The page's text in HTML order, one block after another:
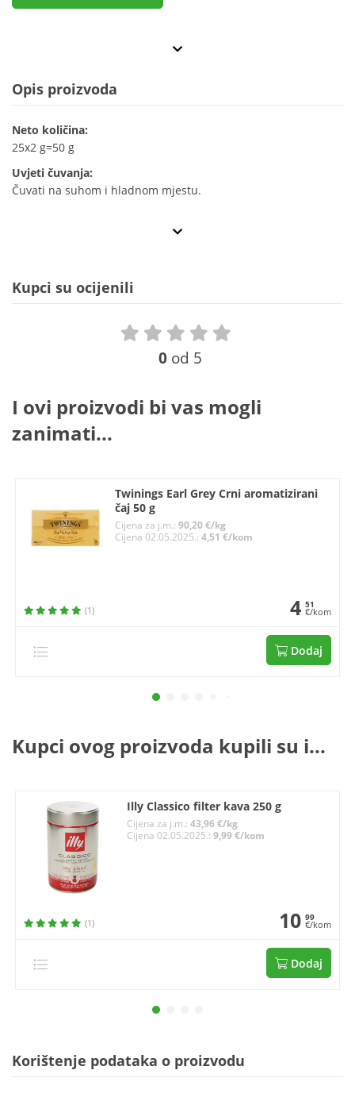
Opis proizvoda
Neto količina:
25x2 g=50 g
Uvjeti čuvanja:
Čuvati na suhom i hladnom mjestu.
Kupci su ocijenili
0 od 5
I ovi proizvodi bi vas mogli
zanimati...
Twinings Earl Grey Crni aromatizirani
čaj 50 g
Cijena za j.m.:90,20 €/kg
Cijena 02.05.2025.:4,51 €/kom
(1) 4 51
€/kom
Dodaj
Kupci ovog proizvoda kupili su i...
Illy Classico filter kava 250 g
Cijena za j.m.:43,96 €/kg
Cijena 02.05.2025.:9,99 €/kom
(1) 10 99
€/kom
Dodaj
Korištenje podataka o proizvodu